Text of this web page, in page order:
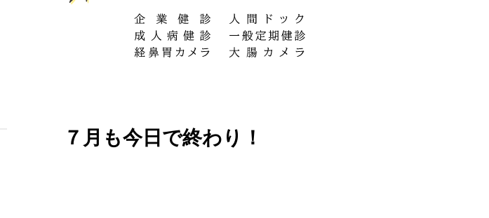
７月も今日で終わり！